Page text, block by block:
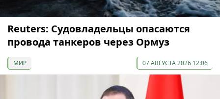
Reuters: Судовладельцы опасаются
провода танкеров через Ормуз
МИР 07 АВГУСТА 2026 12:06